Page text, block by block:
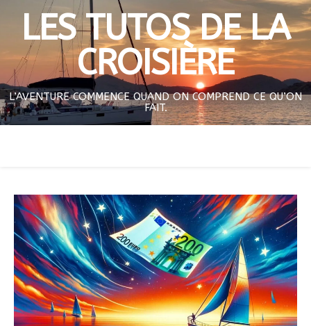
LES TUTOS DE LA
CROISIÈRE
L’AVENTURE COMMENCE QUAND ON COMPREND CE QU’ON
FAIT.